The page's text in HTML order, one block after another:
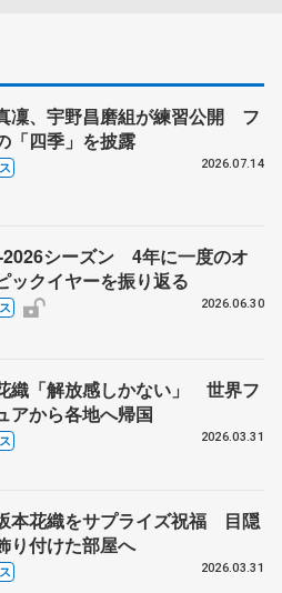
凜、宇野昌磨組が練習公開 フ
「四季」を披露
2026.07.14
2026シーズン 4年に一度のオ
ックイヤーを振り返る
2026.06.30
織「解放感しかない」 世界フ
アから各地へ帰国
2026.03.31
本花織をサプライズ祝福 目隠
り付けた部屋へ
2026.03.31